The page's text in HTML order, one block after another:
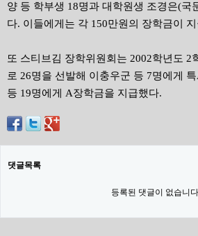
양 등 학부생 18명과 대학원생 조경은(국
다. 이들에게는 각 150만원의 장학금이
또 스티브김 장학위원회는 2002학년도 2
로 26명을 선발해 이충우군 등 7명에게
등 19명에게 A장학금을 지급했다.
댓글목록
등록된 댓글이 없습니